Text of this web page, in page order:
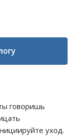
говоришь
уход.